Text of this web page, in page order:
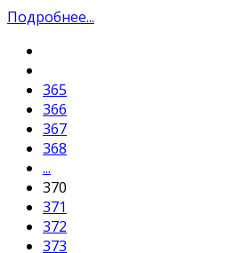
Подробнее...
365
366
367
368
...
370
371
372
373